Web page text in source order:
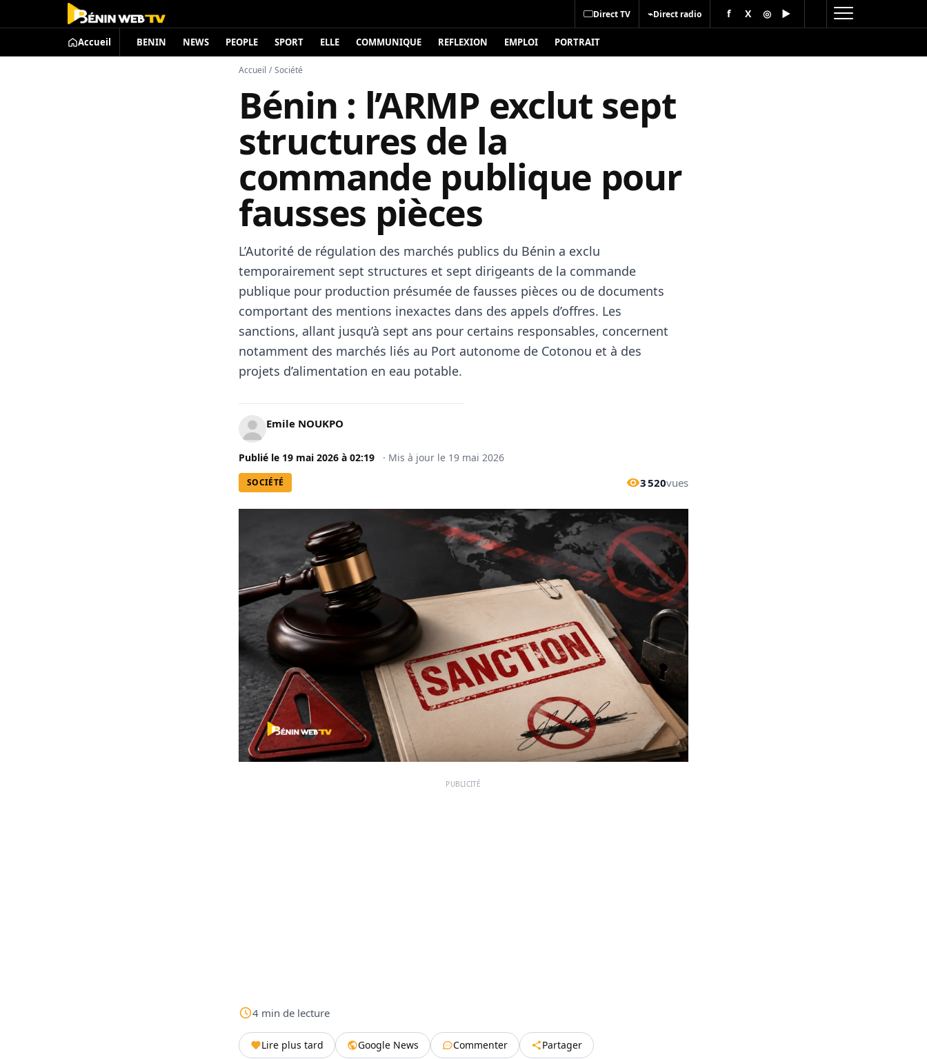
Direct TV ⌁Direct radio f X ◎ ▶
Accueil BENIN NEWS PEOPLE SPORT ELLE COMMUNIQUE REFLEXION EMPLOI PORTRAIT
Accueil / Société
Bénin : l’ARMP exclut sept
structures de la
commande publique pour
fausses pièces
L’Autorité de régulation des marchés publics du Bénin a exclu
temporairement sept structures et sept dirigeants de la commande
publique pour production présumée de fausses pièces ou de documents
comportant des mentions inexactes dans des appels d’offres. Les
sanctions, allant jusqu’à sept ans pour certains responsables, concernent
notamment des marchés liés au Port autonome de Cotonou et à des
projets d’alimentation en eau potable.
Emile NOUKPO
Publié le 19 mai 2026 à 02:19 · Mis à jour le 19 mai 2026
SOCIÉTÉ 3 520vues
PUBLICITÉ
4 min de lecture
Lire plus tard Google News Commenter Partager